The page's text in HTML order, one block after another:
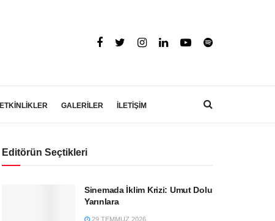
ETKİNLİKLER GALERİLER İLETİŞİM
Editörün Seçtikleri
Sinemada İklim Krizi: Umut Dolu
Yarınlara
29 TEMMUZ 2026